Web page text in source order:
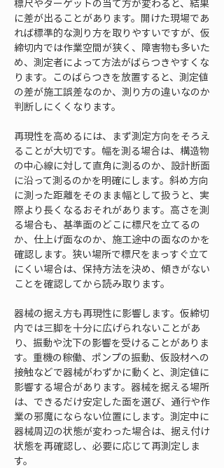
標尺やターゲットの当て方が変わると、結果
に差が出ることがあります。開けた現場であ
れば標準的な測り方を取りやすいですが、仮
締切内では作業空間が狭く、障害物も多いた
め、測定者によって方法がばらつきやすくな
ります。このばらつきを放置すると、測定値
の差が施工誤差なのか、測り方の違いなのか
判断しにくくなります。
再現性を高めるには、まず測定方向をそろえ
ることが大切です。幅を測る場合は、構造物
の中心線に対して直角に測るのか、設計断面
に沿って測るのかを明確にします。斜め方向
に測った距離をそのまま幅として扱うと、実
際より長くなるおそれがあります。高さを測
る場合も、基準面のどこに標尺を立てるの
か、仕上げ面なのか、施工途中の面なのかを
確認します。狭い場所で標尺をまっすぐ立て
にくい場合は、保持方法を決め、傾きがない
ことを確認してから読み取ります。
器械の据え方も再現性に影響します。仮締切
内では三脚を十分に広げられないことがあ
り、振動や沈下の影響を受けることがありま
す。重機の稼働、ポンプの振動、仮設材への
接触などで器械がわずかに動くと、測定値に
影響する場合があります。器械を据える場所
は、できるだけ安定した面を選び、通行や作
業の邪魔にならない位置にします。測定中に
器械周辺の状態が変わった場合は、据え付け
状態を再確認し、必要に応じて再測定しま
す。